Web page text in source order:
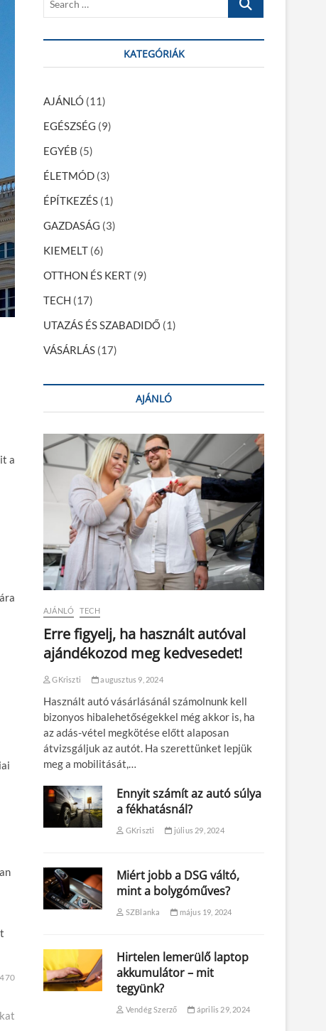
a
r
KATEGÓRIÁK
AJÁNLÓ (11)
EGÉSZSÉG (9)
EGYÉB (5)
ÉLETMÓD (3)
ÉPÍTKEZÉS (1)
GAZDASÁG (3)
KIEMELT (6)
OTTHON ÉS KERT (9)
TECH (17)
UTAZÁS ÉS SZABADIDŐ (1)
VÁSÁRLÁS (17)
AJÁNLÓ
AJÁNLÓ TECH
Erre figyelj, ha használt autóval
ajándékozod meg kedvesedet!
GKriszti augusztus 9, 2024
Használt autó vásárlásánál számolnunk kell
bizonyos hibalehetőségekkel még akkor is, ha
az adás-vétel megkötése előtt alaposan
átvizsgáljuk az autót. Ha szerettünket lepjük
meg a mobilitását,…
Ennyit számít az autó súlya
a fékhatásnál?
GKriszti július 29, 2024
Miért jobb a DSG váltó,
mint a bolygóműves?
SZBlanka május 19, 2024
Hirtelen lemerülő laptop
akkumulátor – mit
tegyünk?
Vendég Szerző április 29, 2024